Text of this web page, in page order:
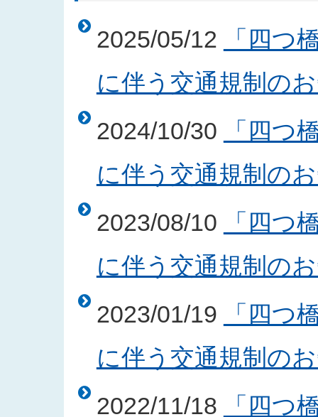
2025/05/12
「四つ
に伴う交通規制の
2024/10/30
「四つ
に伴う交通規制の
2023/08/10
「四つ
に伴う交通規制の
2023/01/19
「四つ
に伴う交通規制の
2022/11/18
「四つ